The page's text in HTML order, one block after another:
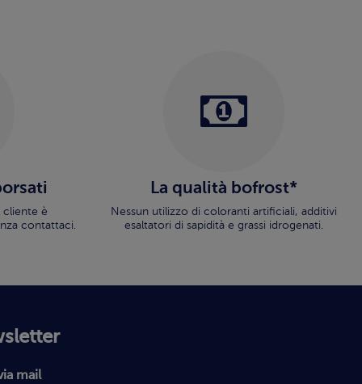
cliente è
contattaci.
La qualità bofrost*
Nessun utilizzo di coloranti artificiali, additivi
esaltatori di sapidità e grassi idrogenati.
mail